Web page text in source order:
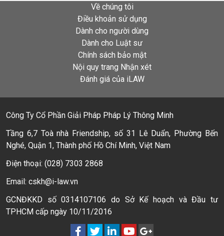
Về chúng tôi
Điều khoản sử dụng
Dành cho người dùng
Dành cho Luật sư
Chính sách bảo mật
Nội quy trang Nhận xét
Đánh giá của iLAW
Công Ty Cổ Phần Giải Pháp Pháp Lý Thông Minh
Tầng 6,7 Toà nhà Friendship, số 31 Lê Duẩn, Phường Bến
Nghé, Quận 1, Thành phố Hồ Chí Minh, Việt Nam
Điện thoại: (028) 7303 2868
Email: cskh@i-law.vn
GCNĐKKD số 0314107106 do Sở Kế hoạch và Đầu tư
TPHCM cấp ngày 10/11/2016